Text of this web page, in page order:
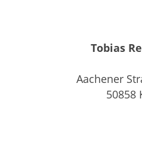
Tobias
Aachener
50858